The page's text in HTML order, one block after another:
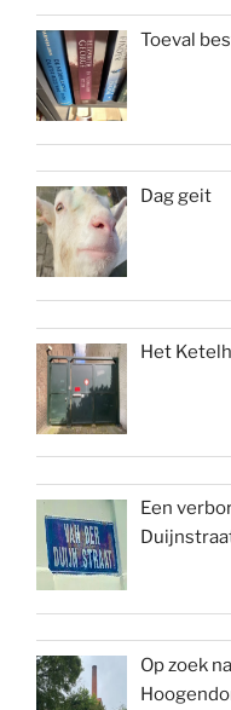
Toeval
Dag geit
Het
Een
Op zoek